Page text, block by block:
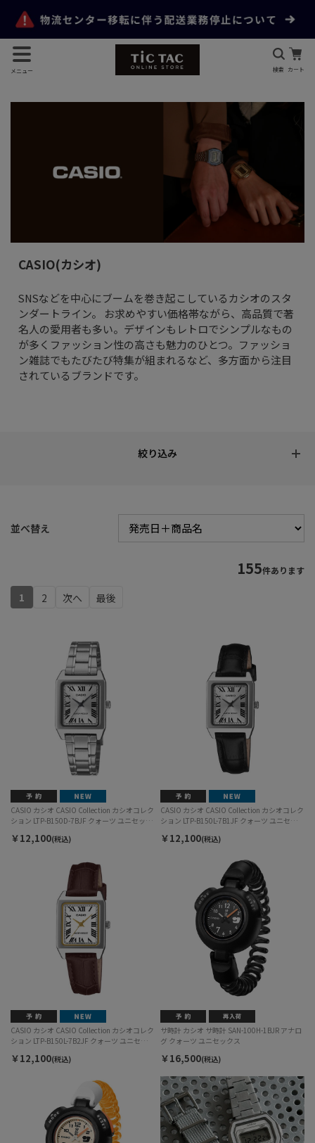
メニュー 検索 カート
CASIO(カシオ)
SNSなどを中心にブームを巻き起こしているカシオのスタ
ンダートライン。 お求めやすい価格帯ながら、高品質で著
名人の愛用者も多い。デザインもレトロでシンプルなもの
が多くファッション性の高さも魅力のひとつ。ファッショ
ン雑誌でもたびたび特集が組まれるなど、多方面から注目
されているブランドです。
並べ替え
155件あります
1 2
CASIO カシオ CASIO Collection カシオコレク
ション LTP-B150D-7BJF クォーツ ユニセック
￥12,100(税込)
CASIO カシオ CASIO Collection カシオコレク
ション LTP-B150L-7B1JF クォーツ ユニセック
￥12,100(税込)
CASIO カシオ CASIO Collection カシオコレク
ション LTP-B150L-7B2JF クォーツ ユニセック
￥12,100(税込)
サ時計 カシオ サ時計 SAN-100H-1BJR アナロ
グ クォーツ ユニセックス
￥16,500(税込)